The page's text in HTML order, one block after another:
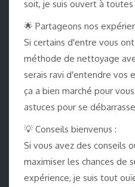
soit, je suis ouvert à
🌟 Partageons nos
Si certains d'entre vous
méthode de nettoyage
serais ravi d'entendre vos
ça a bien marché pour
astuces pour se
💡 Conseils bienvenus :
Si vous avez des conseils
maximiser les chances de
expérience, je suis tout